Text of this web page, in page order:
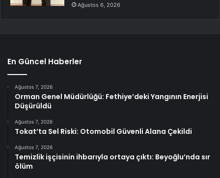
Ağustos 6, 2026
En Güncel Haberler
Ağustos 7, 2026
Orman Genel Müdürlüğü: Fethiye’deki Yangının Enerjisi
Düşürüldü
Ağustos 7, 2026
Tokat’ta Sel Riski: Otomobil Güvenli Alana Çekildi
Ağustos 7, 2026
Temizlik işçisinin ihbarıyla ortaya çıktı: Beyoğlu’nda sır
ölüm